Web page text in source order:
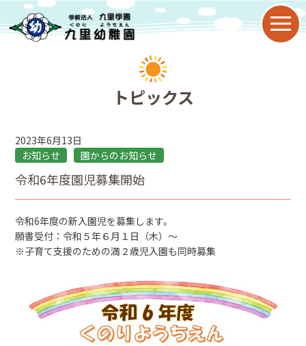
園について
九里幼稚園の特色
園の歴史
年間行事
2歳児保育
預かり保育
トピックス
2023年6月13日
お知らせ
園からのお知らせ
令和6年度園児募集開始
令和6年度の新入園児を募集します。
願書受付：令和５年６月１日（木）～
※子育て支援のための満２歳児入園も同時募集